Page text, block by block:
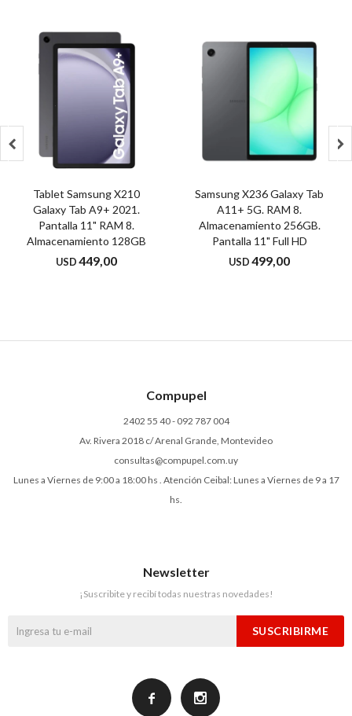
Tablet Samsung X210
Galaxy Tab A9+ 2021.
Pantalla 11" RAM 8.
Almacenamiento 128GB
USD449,00
Samsung X236 Galaxy Tab
A11+ 5G. RAM 8.
Almacenamiento 256GB.
Pantalla 11" Full HD
USD499,00
 
Compupel
2402 55 40 - 092 787 004
Av. Rivera 2018 c/ Arenal Grande, Montevideo
consultas@compupel.com.uy
Lunes a Viernes de 9:00 a 18:00 hs . Atención Ceibal: Lunes a Viernes de 9 a 17
hs.
Newsletter
¡Suscribite y recibí todas nuestras novedades!
SUSCRIBIRME
 